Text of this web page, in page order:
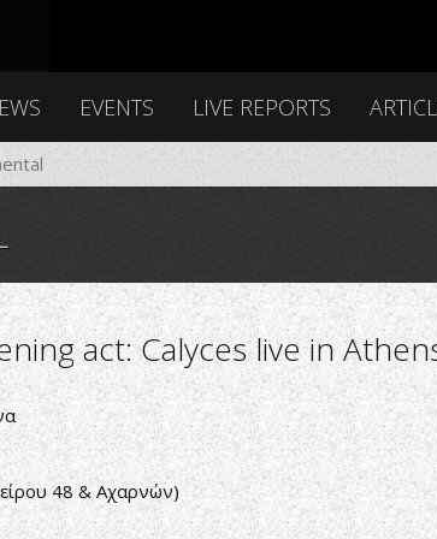
EVENTS LIVE REPORTS
act: Calyces live in
48 & Αχαρνών)